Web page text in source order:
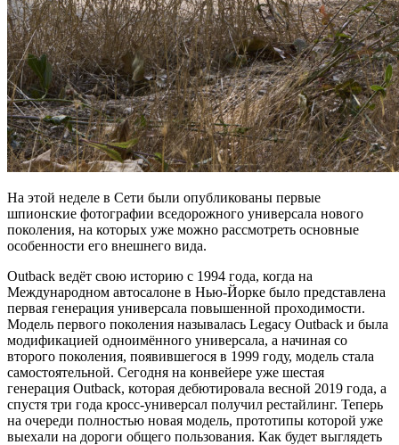
На этой неделе в Сети были опубликованы первые
шпионские фотографии вседорожного универсала нового
поколения, на которых уже можно рассмотреть основные
особенности его внешнего вида.
Outback ведёт свою историю с 1994 года, когда на
Международном автосалоне в Нью-Йорке было представлена
первая генерация универсала повышенной проходимости.
Модель первого поколения называлась Legacy Outback и была
модификацией одноимённого универсала, а начиная со
второго поколения, появившегося в 1999 году, модель стала
самостоятельной. Сегодня на конвейере уже шестая
генерация Outback, которая дебютировала весной 2019 года, а
спустя три года кросс-универсал получил рестайлинг. Теперь
на очереди полностью новая модель, прототипы которой уже
выехали на дороги общего пользования. Как будет выглядеть